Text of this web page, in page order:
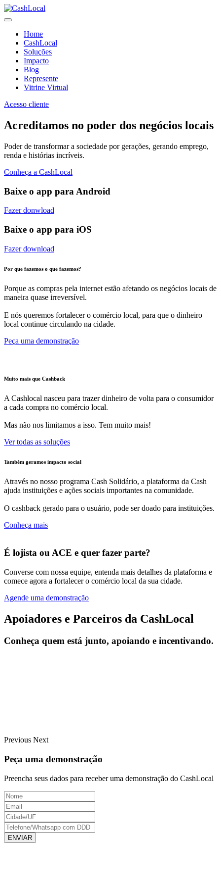
Home
CashLocal
Soluções
Impacto
Blog
Represente
Vitrine Virtual
Acesso cliente
Acreditamos no poder dos negócios locais
Poder de transformar a sociedade por gerações, gerando emprego,
renda e histórias incríveis.
Conheça a CashLocal
Baixe o app para Android
Fazer donwload
Baixe o app para iOS
Fazer download
Por que fazemos o que fazemos?
Porque as compras pela internet estão afetando os negócios locais de
maneira quase irreversível.
E nós queremos fortalecer o comércio local, para que o dinheiro
local continue circulando na cidade.
Peça uma demonstração
Muito mais que Cashback
A Cashlocal nasceu para trazer dinheiro de volta para o consumidor
a cada compra no comércio local.
Mas não nos limitamos a isso. Tem muito mais!
Ver todas as soluções
Também geramos impacto social
Através no nosso programa Cash Solidário, a plataforma da Cash
ajuda instituições e ações sociais importantes na comunidade.
O cashback gerado para o usuário, pode ser doado para instituições.
Conheça mais
É lojista ou ACE e quer fazer parte?
Converse com nossa equipe, entenda mais detalhes da plataforma e
comece agora a fortalecer o comércio local da sua cidade.
Agende uma demonstração
Apoiadores e Parceiros da CashLocal
Conheça quem está junto, apoiando e incentivando.
Previous Next
Peça uma demonstração
Preencha seus dados para receber uma demonstração do CashLocal
ENVIAR